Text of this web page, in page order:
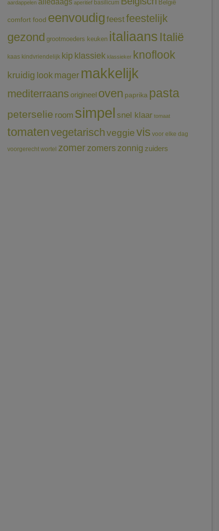
aardappelen alledaags aperitief basilicum België
comfort food eenvoudig feestfeestelijk
gezond grootmoeders keuken italiaans Italië
kaas kindvriendelijk kip klassiek klassieker knoflook
kruidig look mager makkelijk
mediterraans origineel oven paprika pasta
peterselie room simpel snel klaar tomaat
tomatenvegetarischveggievis voor elke dag
voorgerecht wortel zomerzomerszonnig zuiders